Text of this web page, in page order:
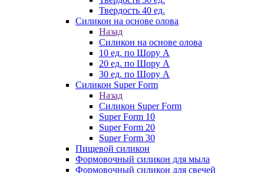
Твердость 40 ед.
Силикон на основе олова
Назад
Силикон на основе олова
10 ед. по Шору А
20 ед. по Шору А
30 ед. по Шору А
Силикон Super Form
Назад
Силикон Super Form
Super Form 10
Super Form 20
Super Form 30
Пищевой силикон
Формовочный силикон для мыла
Формовочный силикон для свечей